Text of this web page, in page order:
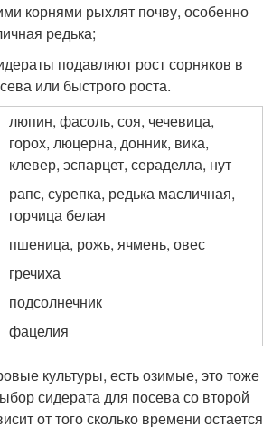
корнями рыхлят почву, особенно
редька;
подавляют рост сорняков в
или быстрого роста.
люпин, фасоль, соя, чечевица,
горох, люцерна, донник, вика,
клевер, эспарцет, сераделла, нут
рапс, сурепка, редька масличная,
горчица белая
пшеница, рожь, ячмень, овес
гречиха
подсолнечник
фацелия
культуры, есть озимые, это тоже
сидерата для посева со второй
от того сколько времени остается